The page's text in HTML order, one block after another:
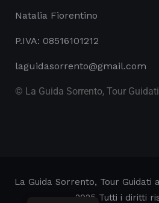
Natalia Fiorentino
P.IVA: 08516101212
laguidasorrento@gmail.com
© La Guida Sorrento, Tour
La Guida Sorrento, Tour Guidati
2025 Tutti i diritti